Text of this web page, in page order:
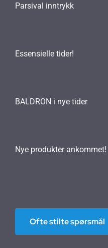
Parsival inntrykk
Essensielle tider!
BALDRON i nye tider
Nye produkter ankommet!
Ofte stilte spørsmål